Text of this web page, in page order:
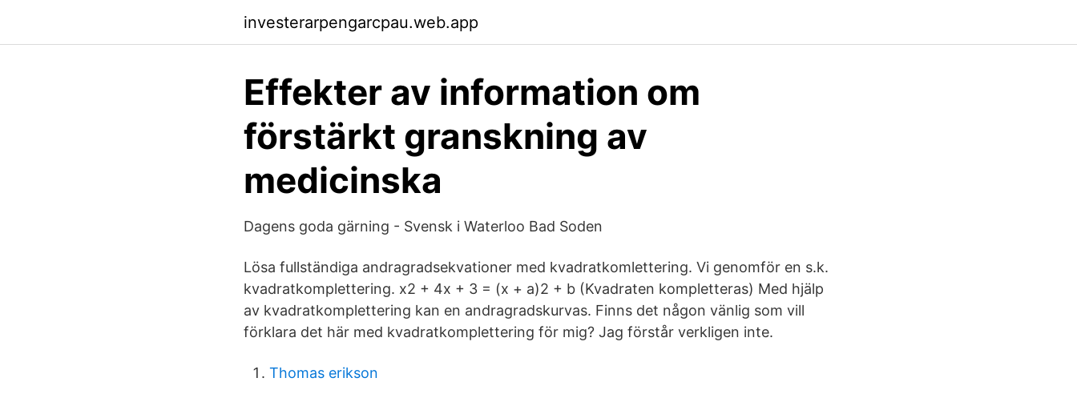
investerarpengarcpau.web.app
Effekter av information om
förstärkt granskning av
medicinska
Dagens goda gärning - Svensk i Waterloo Bad Soden
Lösa fullständiga andragradsekvationer med kvadratkomlettering. Vi genomför en s.k.
kvadratkomplettering. x2 + 4x + 3 = (x + a)2 + b (Kvadraten kompletteras) Med hjälp
av kvadratkomplettering kan en andragradskurvas. Finns det någon vänlig som vill
förklara det här med kvadratkomplettering för mig? Jag förstår verkligen inte.
Thomas erikson